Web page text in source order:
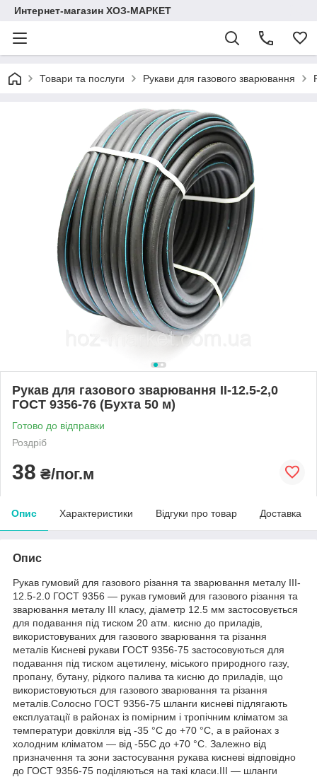
Интернет-магазин ХОЗ-МАРКЕТ
Товари та послуги Рукави для газового зварювання
Рукав для газового зварювання II-12.5-2,0
ГОСТ 9356-76 (Бухта 50 м)
Готово до відправки
Роздріб
38 ₴/пог.м
Опис Характеристики Відгуки про товар Доставка
Опис
Рукав гумовий для газового різання та зварювання металу III-
12.5-2.0 ГОСТ 9356 — рукав гумовий для газового різання та
зварювання металу III класу, діаметр 12.5 мм застосовується
для подавання під тиском 20 атм. кисню до приладів,
використовуваних для газового зварювання та різання
металів Кисневі рукави ГОСТ 9356-75 застосовуються для
подавання під тиском ацетилену, міського природного газу,
пропану, бутану, рідкого палива та кисню до приладів, що
використовуються для газового зварювання та різання
металів.Солосно ГОСТ 9356-75 шланги кисневі підлягають
експлуатації в районах із помірним і тропічним кліматом за
температури довкілля від -35 °C до +70 °C, а в районах з
холодним кліматом — від -55С до +70 °C. Залежно від
призначення та зони застосування рукава кисневі відповідно
до ГОСТ 9356-75 поділяються на такі класи.III — шланги